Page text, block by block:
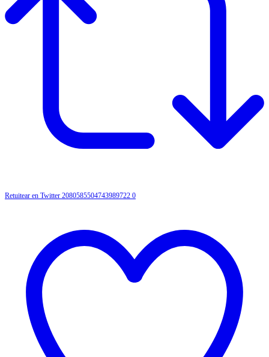
Retuitear en Twitter 2080585504743989722 0